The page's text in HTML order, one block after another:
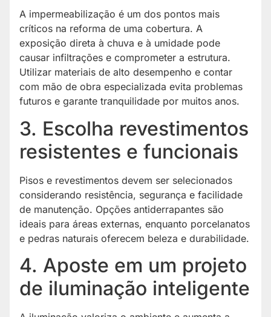
A impermeabilização é um dos pontos mais
críticos na reforma de uma cobertura. A
exposição direta à chuva e à umidade pode
causar infiltrações e comprometer a estrutura.
Utilizar materiais de alto desempenho e contar
com mão de obra especializada evita problemas
futuros e garante tranquilidade por muitos anos.
3. Escolha revestimentos
resistentes e funcionais
Pisos e revestimentos devem ser selecionados
considerando resistência, segurança e facilidade
de manutenção. Opções antiderrapantes são
ideais para áreas externas, enquanto porcelanatos
e pedras naturais oferecem beleza e durabilidade.
4. Aposte em um projeto
de iluminação inteligente